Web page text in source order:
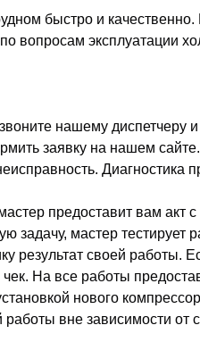
быстро и
вопросам эксплуатации
нашему диспетчеру
заявку на нашем
Диагностика
предоставит вам акт
задачу, мастер тестирует
результат своей работы.
На все работы
нового
вне зависимости от